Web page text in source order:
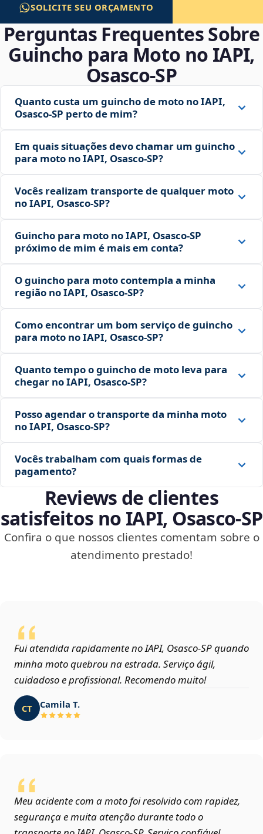
SOLICITE SEU ORÇAMENTO
Perguntas Frequentes Sobre
Guincho para Moto no IAPI,
Osasco‑SP
Quanto custa um guincho de moto no IAPI,
Osasco‑SP perto de mim?
Em quais situações devo chamar um guincho
para moto no IAPI, Osasco‑SP?
Vocês realizam transporte de qualquer moto
no IAPI, Osasco‑SP?
Guincho para moto no IAPI, Osasco‑SP
próximo de mim é mais em conta?
O guincho para moto contempla a minha
região no IAPI, Osasco‑SP?
Como encontrar um bom serviço de guincho
para moto no IAPI, Osasco‑SP?
Quanto tempo o guincho de moto leva para
chegar no IAPI, Osasco‑SP?
Posso agendar o transporte da minha moto
no IAPI, Osasco‑SP?
Vocês trabalham com quais formas de
pagamento?
Reviews de clientes
satisfeitos no IAPI, Osasco‑SP
Confira o que nossos clientes comentam sobre o
atendimento prestado!
Fui atendida rapidamente no IAPI, Osasco‑SP quando
minha moto quebrou na estrada. Serviço ágil,
cuidadoso e profissional. Recomendo muito!
CT Camila T.
Meu acidente com a moto foi resolvido com rapidez,
segurança e muita atenção durante todo o